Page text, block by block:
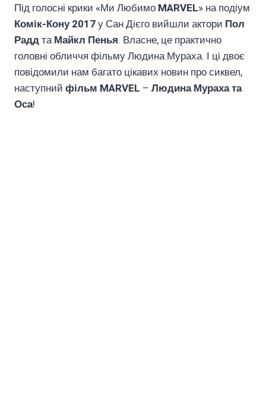
Під голосні крики «Ми Любимо MARVEL» на подіум
Комік-Кону 2017у Сан Дієго вийшли актори Пол
РаддтаМайкл Пенья. Власне, це практично
головні обличчя фільму Людина Мураха. І ці двоє
повідомили нам багато цікавих новин про сиквел,
наступний фільм MARVEL – Людина Мураха та
Оса!